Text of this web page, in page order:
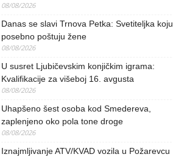
08/08/2026
Danas se slavi Trnova Petka: Svetiteljka koju
posebno poštuju žene
08/08/2026
U susret Ljubičevskim konjičkim igrama:
Kvalifikacije za višeboj 16. avgusta
08/08/2026
Uhapšeno šest osoba kod Smedereva,
zaplenjeno oko pola tone droge
08/08/2026
Iznajmljivanje ATV/KVAD vozila u Požarevcu